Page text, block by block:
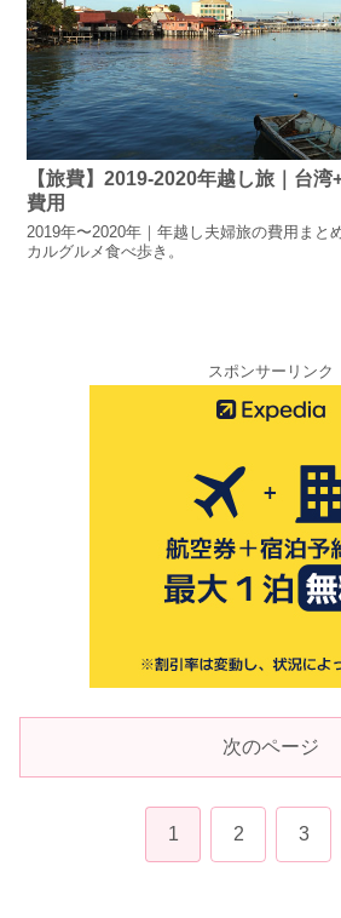
【旅費】2019-2020年越し旅｜台
費用
2019年〜2020年｜年越し夫婦旅の費用まと
カルグルメ食べ歩き。
スポンサーリンク
次のページ
1 2 3